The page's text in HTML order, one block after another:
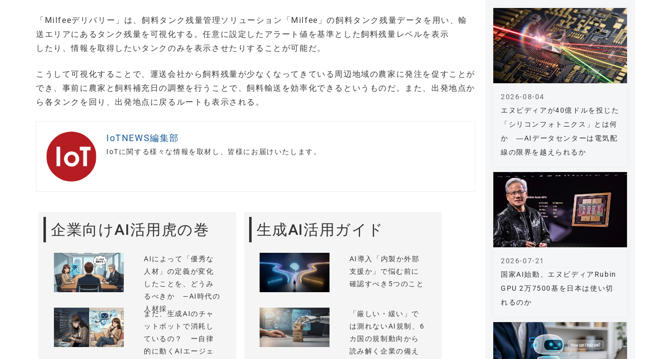
「Milfeeデリバリー」は、飼料タンク残量管理ソリューション「Milfee」の飼料タンク残量データを用い、輸
送エリアにあるタンク残量を可視化する。任意に設定したアラート値を基準とした飼料残量レベルを表示
したり、情報を取得したいタンクのみを表示させたりすることが可能だ。
こうして可視化することで、運送会社から飼料残量が少なくなってきている周辺地域の農家に発注を促すことが
でき、事前に農家と飼料補充日の調整を行うことで、飼料輸送を効率化できるというものだ。また、出発地点か
ら各タンクを回り、出発地点に戻るルートも表示される。
IoTNEWS編集部
IoTに関する様々な情報を取材し、皆様にお届けいたします。
企業向けAI活用虎の巻
AIによって「優秀な
人材」の定義が変化
したことを、どうみ
るべきか —AI時代の
人材採...
まだ、生成AIのチャ
ットボットで消耗し
ているの？ ー自律
的に動くAIエージェ
生成AI活用ガイド
AI導入「内製か外部
支援か」で悩む前に
確認すべき5つのこと
「厳しい・緩い」で
は測れないAI規制、6
カ国の規制動向から
読み解く企業の備え
エヌビディアが40億ドルを投じた
「シリコンフォトニクス」とは何
か ―AIデータセンターは電気配
線の限界を越えられるか
2026-08-04
国家AI始動、エヌビディアRubin
GPU 2万7500基を日本は使い切
れるのか
2026-07-21